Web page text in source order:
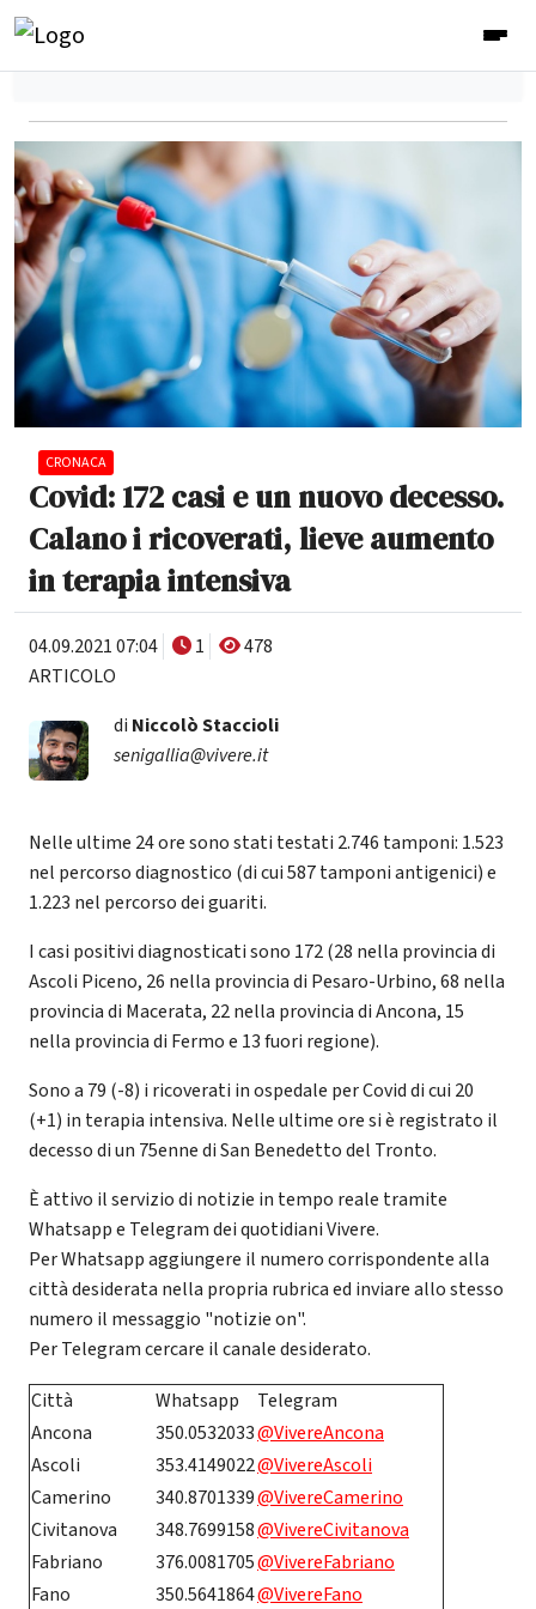
CRONACA
Covid: 172 casi e un nuovo decesso.
Calano i ricoverati, lieve aumento
in terapia intensiva
04.09.2021 07:04 1
478
ARTICOLO
di Niccolò Staccioli
senigallia@vivere.it
Nelle ultime 24 ore sono stati testati 2.746 tamponi: 1.523
nel percorso diagnostico (di cui 587 tamponi antigenici) e
1.223 nel percorso dei guariti.
I casi positivi diagnosticati sono 172 (28 nella provincia di
Ascoli Piceno, 26 nella provincia di Pesaro-Urbino, 68 nella
provincia di Macerata, 22 nella provincia di Ancona, 15
nella provincia di Fermo e 13 fuori regione).
Sono a 79 (-8) i ricoverati in ospedale per Covid di cui 20
(+1) in terapia intensiva. Nelle ultime ore si è registrato il
decesso di un 75enne di San Benedetto del Tronto.
È attivo il servizio di notizie in tempo reale tramite
Whatsapp e Telegram dei quotidiani Vivere.
Per Whatsapp aggiungere il numero corrispondente alla
città desiderata nella propria rubrica ed inviare allo stesso
numero il messaggio "notizie on".
Per Telegram cercare il canale desiderato.
Città
Whatsapp
Telegram
Ancona
350.0532033@VivereAncona
Ascoli
353.4149022@VivereAscoli
Camerino
340.8701339@VivereCamerino
Civitanova
348.7699158@VivereCivitanova
Fabriano
376.0081705@VivereFabriano
Fano
350.5641864@VivereFano